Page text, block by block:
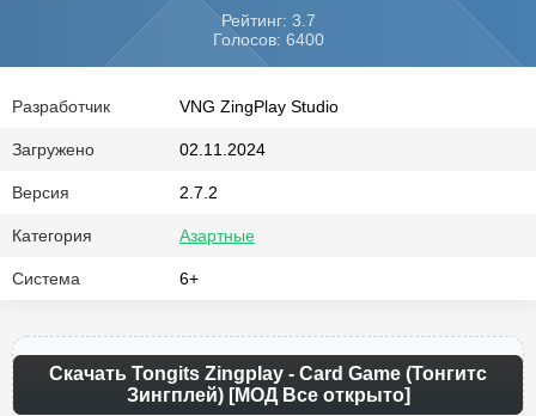
Рейтинг: 3.7
Голосов: 6400
Разработчик VNG ZingPlay Studio
Загружено 02.11.2024
Версия 2.7.2
Категория Азартные
Система 6+
Скачать Tongits Zingplay - Card Game (Тонгитс
Зингплей) [МОД Все открыто]